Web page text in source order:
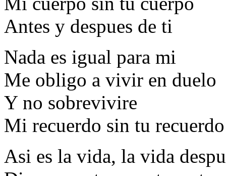
Antes y despues de ti
Nada es igual para mi
Me obligo a vivir en duelo
Y no sobrevivire
Mi recuerdo sin tu recuerdo
Asi es la vida, la vida